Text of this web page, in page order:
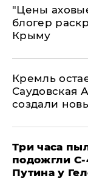
​"Цены
блогер
Крыму
​Кремль
Саудовская
создали
Три часа
подожгли С-
Путина у